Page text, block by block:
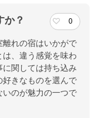
？ 0
れの宿はいかがで
は、違う感覚を味わ
関しては持ち込み
きなものを選んで
のが魅力の一つで